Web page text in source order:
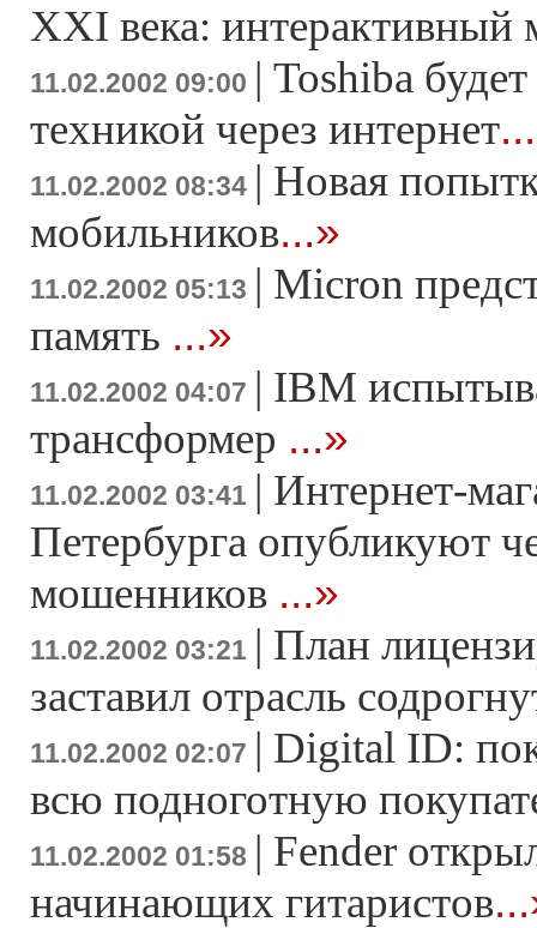
XXI века: интерактивный
11.02.2002 09:00 | Тоshiba
техникой через интернет
11.02.2002 08:34 | Новая
мобильников...»
11.02.2002 05:13 | Micron
память ...»
11.02.2002 04:07 | IBM
трансформер ...»
11.02.2002 03:41 | Интернет-
Петербурга опубликуют
мошенников ...»
11.02.2002 03:21 | План
заставил отрасль
11.02.2002 02:07 | Digital ID:
всю подноготную
11.02.2002 01:58 | Fender
начинающих гитаристов